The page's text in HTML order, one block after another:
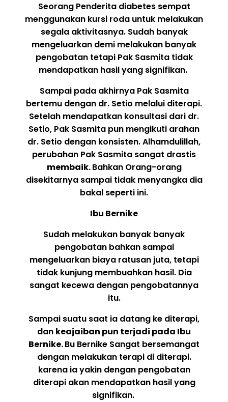
Seorang Penderita diabetes sempat
menggunakan kursi roda untuk melakukan
segala aktivitasnya. Sudah banyak
mengeluarkan demi melakukan banyak
pengobatan tetapi Pak Sasmita tidak
mendapatkan hasil yang signifikan.
Sampai pada akhirnya Pak Sasmita
bertemu dengan dr. Setio melalui diterapi.
Setelah mendapatkan konsultasi dari dr.
Setio, Pak Sasmita pun mengikuti arahan
dr. Setio dengan konsisten. Alhamdulillah,
perubahan Pak Sasmita sangat drastis
membaik.Bahkan Orang-orang
disekitarnya sampai tidak menyangka dia
bakal seperti ini.
Ibu Bernike
Sudah melakukan banyak banyak
pengobatan bahkan sampai
mengeluarkan biaya ratusan juta, tetapi
tidak kunjung membuahkan hasil. Dia
sangat kecewa dengan pengobatannya
itu.
Sampai suatu saat ia datang ke diterapi,
dan keajaiban pun terjadi pada Ibu
Bernike.Bu Bernike Sangat bersemangat
dengan melakukan terapi di diterapi.
karena ia yakin dengan pengobatan
diterapi akan mendapatkan hasil yang
signifikan.